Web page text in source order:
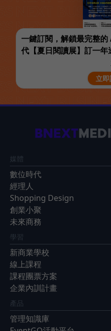
一鍵訂閱，解鎖最完整
代【夏日閱讀展】訂一
立
媒體
數位時代
經理人
Shopping Design
創業小聚
未來商務
學習
新商業學校
線上課程
課程團票方案
企業內訓計畫
產品
管理知識庫